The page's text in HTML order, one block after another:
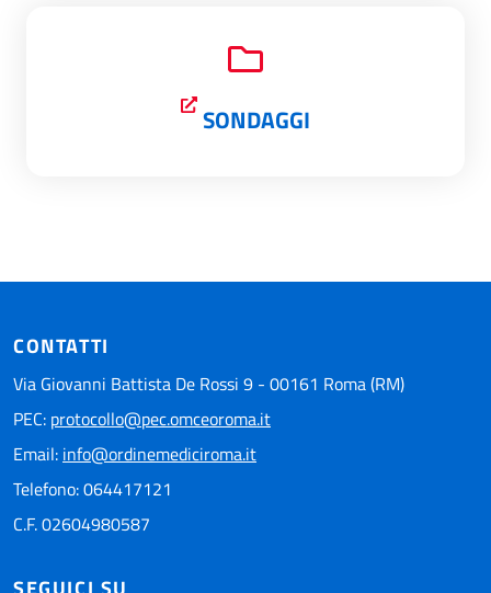
SONDAGGI
CONTATTI
Via Giovanni Battista De Rossi 9 - 00161 Roma (RM)
PEC: protocollo@pec.omceoroma.it
Email: info@ordinemediciroma.it
Telefono: 064417121
C.F. 02604980587